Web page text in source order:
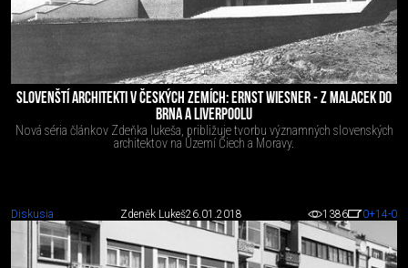
SLOVENŠTÍ ARCHITEKTI V ČESKÝCH ZEMÍCH: ERNST WIESNER - Z MALACEK DO
BRNA A LIVERPOOLU
Nová séria článkov Zdeňka lukeša, približuje tvorbu významných slovenských
architektov na Území Čiech a Moravy.
Diskusia Zdeněk Lukeš26.01.2018 1386 0+14-0